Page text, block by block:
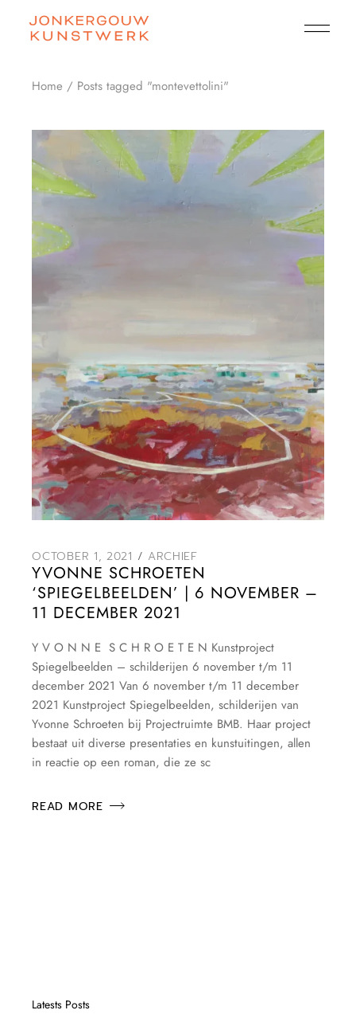
content
Home Posts tagged "montevettolini"
OCTOBER 1, 2021 ARCHIEF
YVONNE SCHROETEN
‘SPIEGELBEELDEN’ | 6 NOVEMBER –
11 DECEMBER 2021
Y V O N N E S C H R O E T E N Kunstproject
Spiegelbeelden – schilderijen 6 november t/m 11
december 2021 Van 6 november t/m 11 december
2021 Kunstproject Spiegelbeelden, schilderijen van
Yvonne Schroeten bij Projectruimte BMB. Haar project
bestaat uit diverse presentaties en kunstuitingen, allen
in reactie op een roman, die ze sc
READ MORE
Latests Posts